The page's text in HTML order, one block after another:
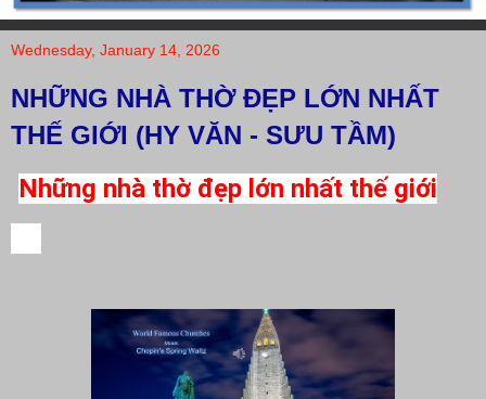
Wednesday, January 14, 2026
NHỮNG NHÀ THỜ ĐẸP LỚN NHẤT
THẾ GIỚI (HY VĂN - SƯU TẦM)
Những nhà thờ đẹp lớn nhất thế giới